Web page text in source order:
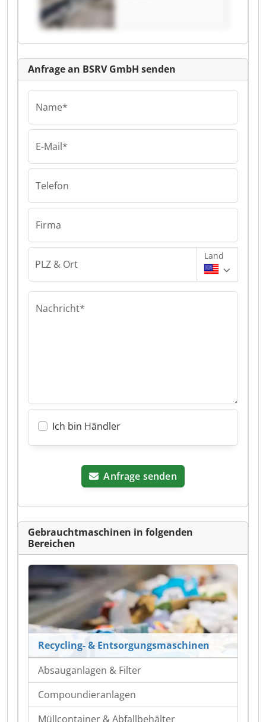
Anfrage an BSRV GmbH senden
Name*
E-Mail*
Telefon
Firma
PLZ & Ort
Land
Nachricht*
Ich bin Händler
Anfrage senden
Gebrauchtmaschinen in folgenden
Bereichen
Recycling- & Entsorgungsmaschinen
Absauganlagen & Filter
Compoundieranlagen
Müllcontainer & Abfallbehälter